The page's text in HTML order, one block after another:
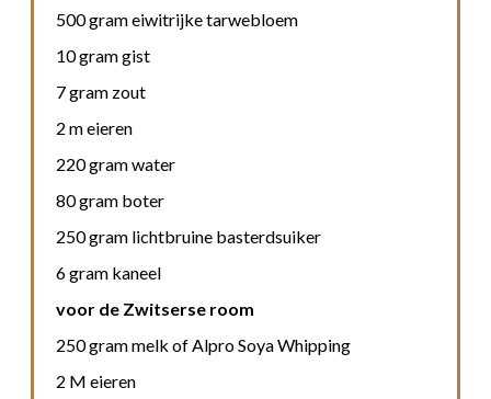
500 gram eiwitrijke tarwebloem
10 gram gist
7 gram zout
2 m eieren
220 gram water
80 gram boter
250 gram lichtbruine basterdsuiker
6 gram kaneel
voor de Zwitserse room
250 gram melk of Alpro Soya Whipping
2 M eieren